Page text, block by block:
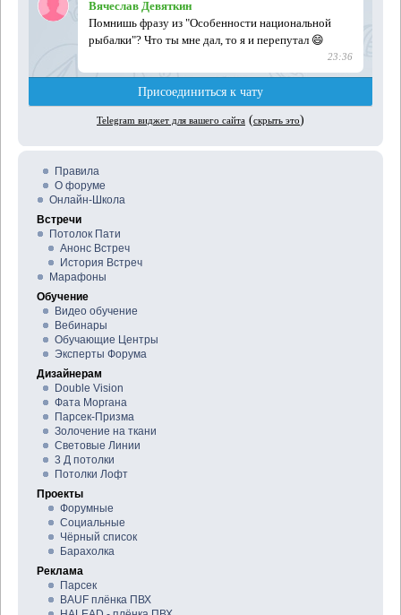
Правила
О форуме
Онлайн-Школа
Встречи
Потолок Пати
Анонс Встреч
История Встреч
Марафоны
Обучение
Видео обучение
Вебинары
Обучающие Центры
Эксперты Форума
Дизайнерам
Double Vision
Фата Моргана
Парсек-Призма
Золочение на ткани
Световые Линии
3 Д потолки
Потолки Лофт
Проекты
Форумные
Социальные
Чёрный список
Барахолка
Реклама
Парсек
BAUF плёнка ПВХ